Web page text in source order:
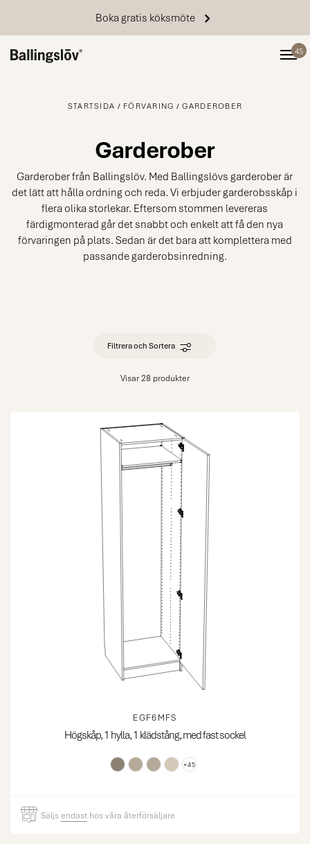
Boka gratis köksmöte
45
STARTSIDA FÖRVARING GARDEROBER
Garderober
Garderober från Ballingslöv. Med Ballingslövs garderober är
det lätt att hålla ordning och reda. Vi erbjuder garderobsskåp i
flera olika storlekar. Eftersom stommen levereras
färdigmonterad går det snabbt och enkelt att få den nya
förvaringen på plats. Sedan är det bara att komplettera med
passande garderobsinredning.
Filtrera och Sortera
Visar 28 produkter
EGF6MFS
Högskåp, 1 hylla, 1 klädstång, med fast sockel
+45
Säljsendast hos våra återförsäljare